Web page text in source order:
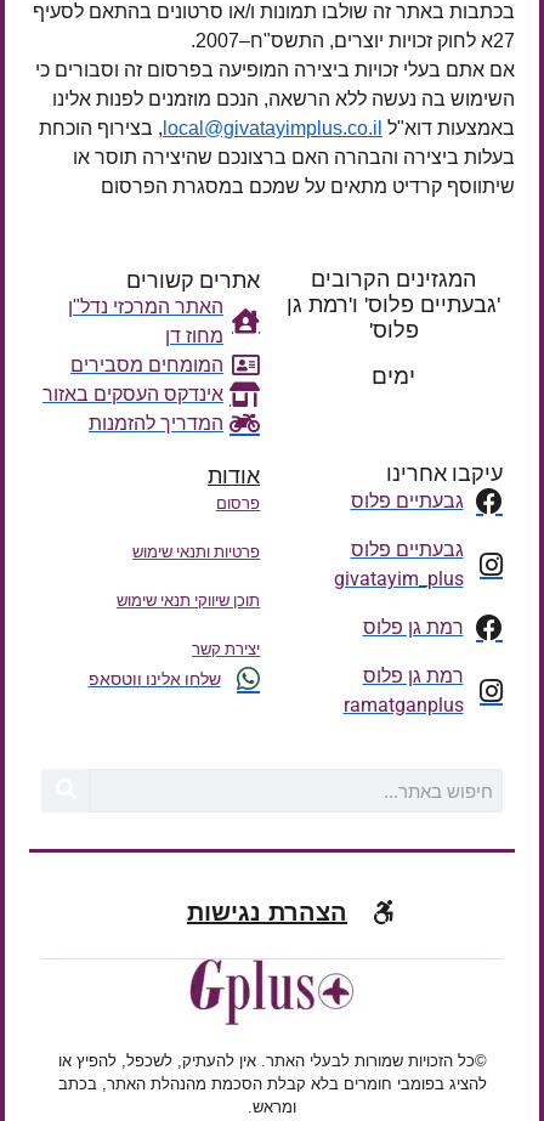
בכתבות באתר זה שולבו תמונות ו/או סרטונים בהתאם לסעיף
27א לחוק זכויות יוצרים, התשס"ח–2007.
אם אתם בעלי זכויות ביצירה המופיעה בפרסום זה וסבורים כי
השימוש בה נעשה ללא הרשאה, הנכם מוזמנים לפנות אלינו
באמצעות דוא"ל local@givatayimplus.co.il , בצירוף הוכחת
בעלות ביצירה והבהרה האם ברצונכם שהיצירה תוסר או
שיתווסף קרדיט מתאים על שמכם במסגרת הפרסום
המגזינים הקרובים
'גבעתיים פלוס' ו'רמת גן
פלוס'
ימים
אתרים קשורים
האתר המרכזי נדל"ן
מחוז דן
המומחים מסבירים
אינדקס העסקים באזור
המדריך להזמנות
עיקבו אחרינו
גבעתיים פלוס
גבעתיים פלוס
givatayim_plus
רמת גן פלוס
רמת גן פלוס
ramatganplus
אודות
פרסום
פרטיות ותנאי שימוש
תוכן שיווקי תנאי שימוש
יצירת קשר
שלחו אלינו ווטסאפ
הצהרת נגישות
©כל הזכויות שמורות לבעלי האתר. אין להעתיק, לשכפל, להפיץ או
להציג בפומבי חומרים בלא קבלת הסכמת מהנהלת האתר, בכתב
ומראש.